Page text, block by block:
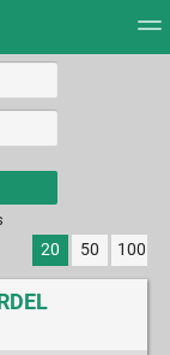
20 50 100